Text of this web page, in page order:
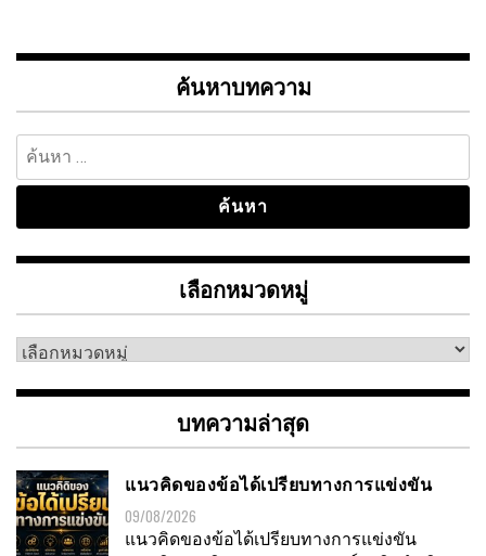
ค้นหาบทความ
ค้นหา
สำหรับ:
เลือกหมวดหมู่
เลือก
หมู่
บทความล่าสุด
แนวคิดของข้อได้เปรียบทางการแข่งขัน
09/08/2026
แนวคิดของข้อได้เปรียบทางการแข่งขัน